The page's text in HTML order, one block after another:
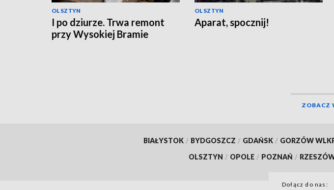
OLSZTYN
I po dziurze. Trwa remont
przy Wysokiej Bramie
OLSZTYN
Aparat, spocznij!
ZOBACZ
BIAŁYSTOK / BYDGOSZCZ / GDAŃSK / GORZÓW
OLSZTYN / OPOLE / POZNAŃ /
Dołącz do nas: